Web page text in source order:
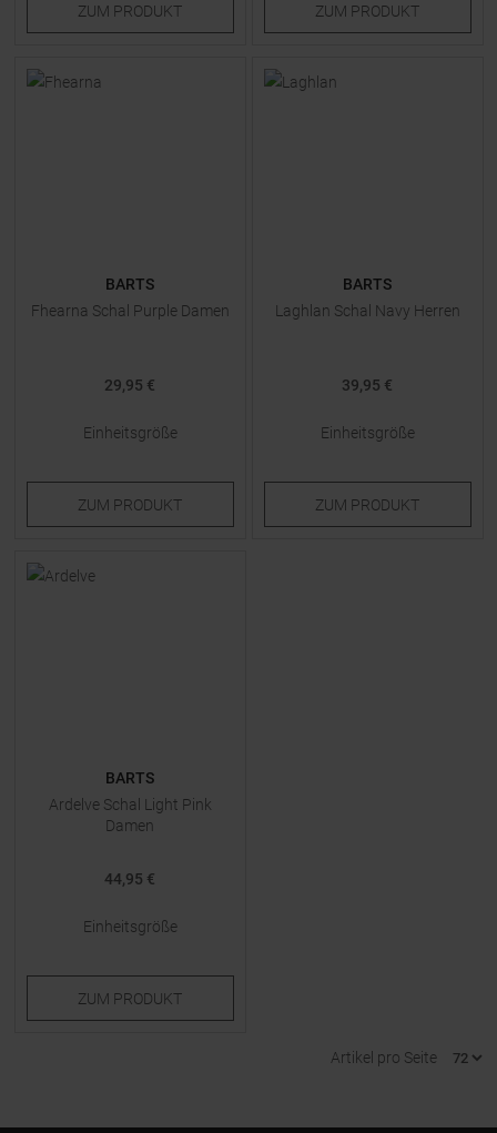
ZUM PRODUKT ZUM PRODUKT
BARTS
Fhearna Schal Purple Damen
29,95 €
Einheitsgröße
ZUM PRODUKT
BARTS
Laghlan Schal Navy Herren
39,95 €
Einheitsgröße
ZUM PRODUKT
BARTS
Ardelve Schal Light Pink
Damen
44,95 €
Einheitsgröße
ZUM PRODUKT
Artikel pro Seite